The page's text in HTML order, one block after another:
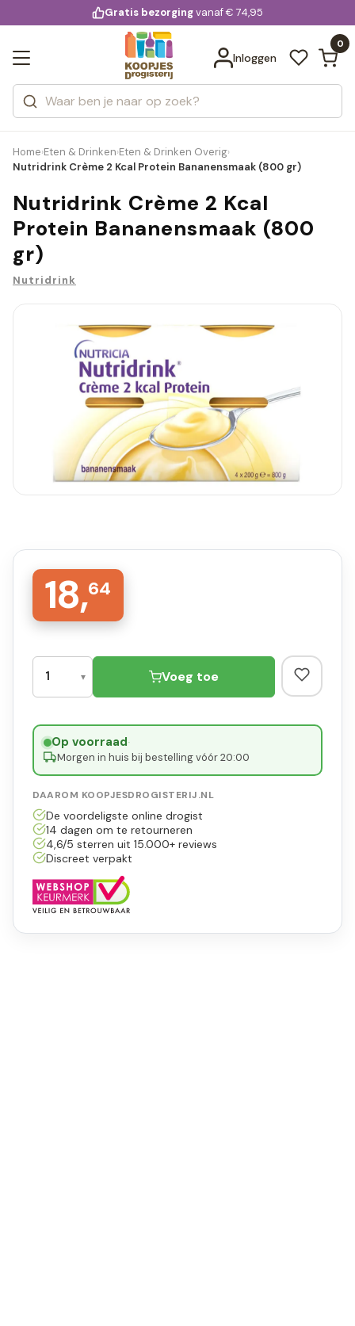
voor 20:00 uur besteld
Gratis bezorgingvanaf € 74,95
Inloggen
0
Zoeken
Categorieën
Merken
Bekijk alle resultaten
Home›Eten & Drinken›Eten & Drinken Overig›
Nutridrink Crème 2 Kcal Protein Bananensmaak (800 gr)
Nutridrink Crème 2 Kcal
Protein Bananensmaak (800
gr)
Nutridrink
18,64
Voeg toe
Op voorraad·
Morgen in huis bij bestelling vóór 20:00
DAAROM KOOPJESDROGISTERIJ.NL
De voordeligste online drogist
14 dagen om te retourneren
4,6/5 sterren uit 15.000+ reviews
Discreet verpakt